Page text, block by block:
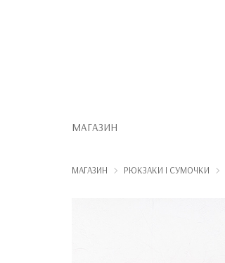
МАГАЗИН
МАГАЗИН РЮКЗАКИ І СУМОЧКИ